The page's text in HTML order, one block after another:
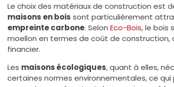
Le choix des matériaux de construction est
maisons en bois sont particulièrement
empreinte carbone. Selon Eco-Bois, le bois
moellon en termes de coût de
financier.
Les maisons écologiques, quant à elles,
certaines normes environnementales, ce